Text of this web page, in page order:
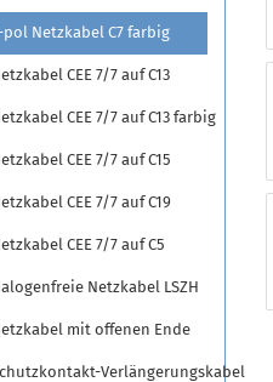
pol Netzkabel C7 farbig
CEE 7/7 auf C13
CEE 7/7 auf C13 farbig
CEE 7/7 auf C15
CEE 7/7 auf C19
CEE 7/7 auf C5
Netzkabel LSZH
mit offenen Ende
Verlängerungskabel